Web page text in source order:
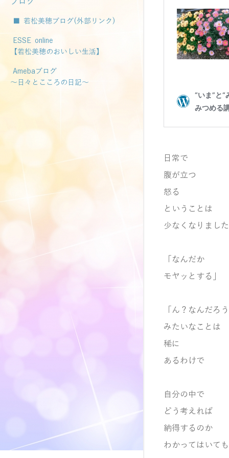
■ 若松美穂ブログ(外部リンク)
ESSE online
【若松美穂のおいしい生活】
Amebaブログ
～日々とこころの日記～
日常で
腹が立つ
怒る
ということは
少なくなりまし
「なんだか
モヤッとする」
「ん？なんだろ
みたいなことは
稀に
あるわけで
自分の中で
どう考えれば
納得するのか
わかってはいても